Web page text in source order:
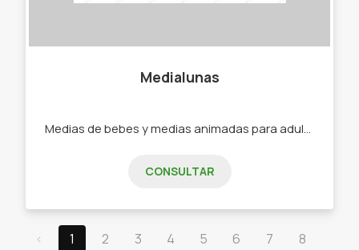
Medialunas
CONSULTAR
‹ 1 2 3 4 5 6 7
8